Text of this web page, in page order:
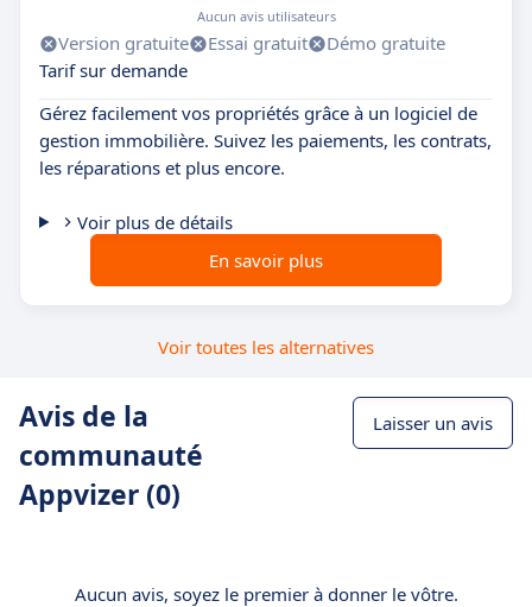
Aucun avis utilisateurs
Version gratuite Essai gratuit
Démo gratuite
Tarif sur demande
Gérez facilement vos propriétés grâce à un logiciel de
gestion immobilière. Suivez les paiements, les contrats,
les réparations et plus encore.
Voir plus de détails
En savoir plus
Voir toutes les alternatives
Avis de la
communauté
Appvizer (0)
Laisser un avis
Aucun avis, soyez le premier à donner le vôtre.